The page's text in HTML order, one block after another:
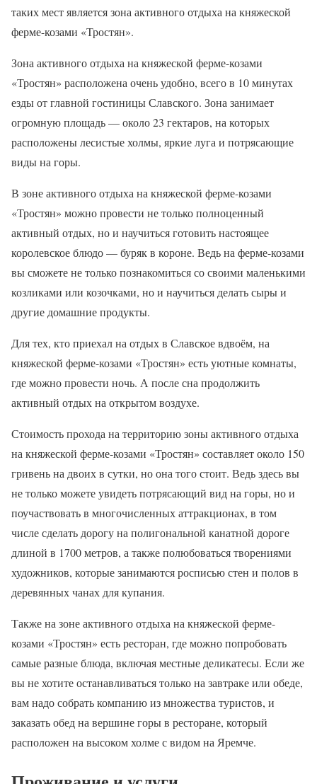
таких мест является зона активного отдыха на княжеской
ферме-козами «Тростян».
Зона активного отдыха на княжеской ферме-козами
«Тростян» расположена очень удобно, всего в 10 минутах
езды от главной гостиницы Славского. Зона занимает
огромную площадь — около 23 гектаров, на которых
расположены лесистые холмы, яркие луга и потрясающие
виды на горы.
В зоне активного отдыха на княжеской ферме-козами
«Тростян» можно провести не только полноценный
активный отдых, но и научиться готовить настоящее
королевское блюдо — буряк в короне. Ведь на ферме-козами
вы сможете не только познакомиться со своими маленькими
козликами или козочками, но и научиться делать сыры и
другие домашние продукты.
Для тех, кто приехал на отдых в Славское вдвоём, на
княжеской ферме-козами «Тростян» есть уютные комнаты,
где можно провести ночь. А после сна продолжить
активный отдых на открытом воздухе.
Стоимость прохода на территорию зоны активного отдыха
на княжеской ферме-козами «Тростян» составляет около 150
гривень на двоих в сутки, но она того стоит. Ведь здесь вы
не только можете увидеть потрясающий вид на горы, но и
поучаствовать в многочисленных аттракционах, в том
числе сделать дорогу на полигональной канатной дороге
длиной в 1700 метров, а также полюбоваться творениями
художников, которые занимаются росписью стен и полов в
деревянных чанах для купания.
Также на зоне активного отдыха на княжеской ферме-
козами «Тростян» есть ресторан, где можно попробовать
самые разные блюда, включая местные деликатесы. Если же
вы не хотите останавливаться только на завтраке или обеде,
вам надо собрать компанию из множества туристов, и
заказать обед на вершине горы в ресторане, который
расположен на высоком холме с видом на Яремче.